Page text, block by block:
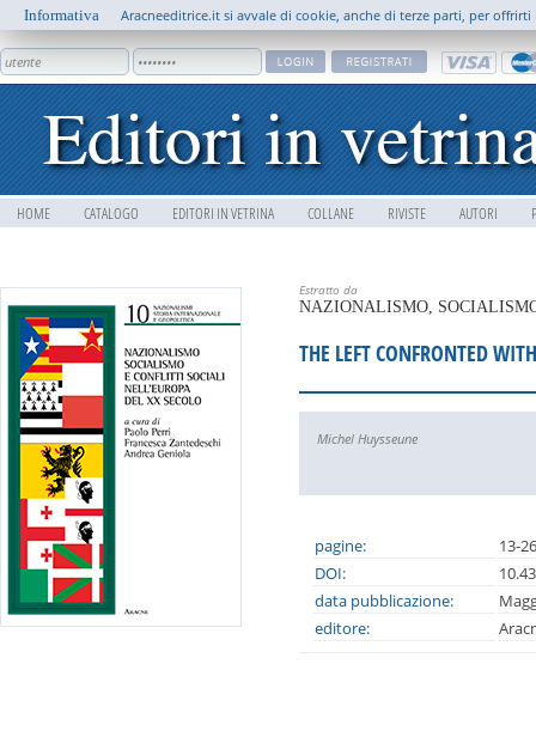
HOME CATALOGO EDITORI IN VETRINA COLLANE RIVISTE AUTORI
Informativa Aracneeditrice.it si avvale di cookie, anche di terze parti, per
Estratto da
NAZIONALISMO,
THE LEFT CONFRONTED
Michel Huysseune
pagine:
13-26
DOI:
data pubblicazione:
editore: